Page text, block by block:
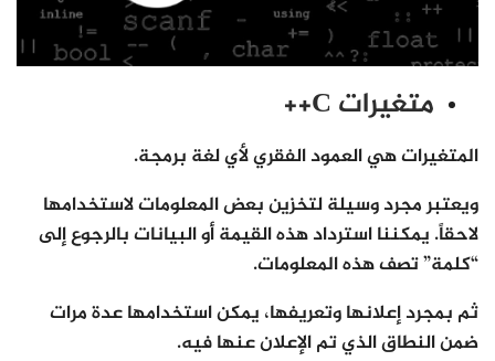
متغيرات C++
المتغيرات هي العمود الفقري لأي لغة برمجة.
ويعتبر مجرد وسيلة لتخزين بعض المعلومات لاستخدامها
لاحقاً. يمكننا استرداد هذه القيمة أو البيانات بالرجوع إلى
“كلمة” تصف هذه المعلومات.
ثم بمجرد إعلانها وتعريفها، يمكن استخدامها عدة مرات
ضمن النطاق الذي تم الإعلان عنها فيه.